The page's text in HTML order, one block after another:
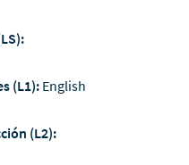
(L1): English
(L2):